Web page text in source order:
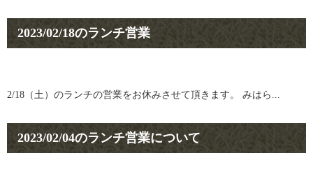
2023/02/18のランチ営業
2/18（土）のランチの営業をお休みさせて頂きます。 みはら...
2023/02/04のランチ営業について